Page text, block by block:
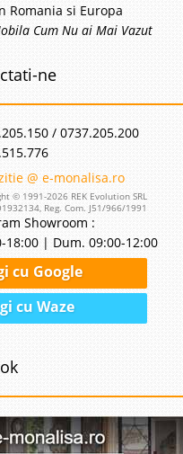
Romania si Europa
Cum Nu ai Mai Vazut
ne
/ 0737.205.200
@ e-monalisa.ro
© 1991-2026 REK Evolution SRL
Reg. Com. J51/966/1991
Showroom :
18:00 | Dum. 09:00-12:00
cu Google
cu Waze